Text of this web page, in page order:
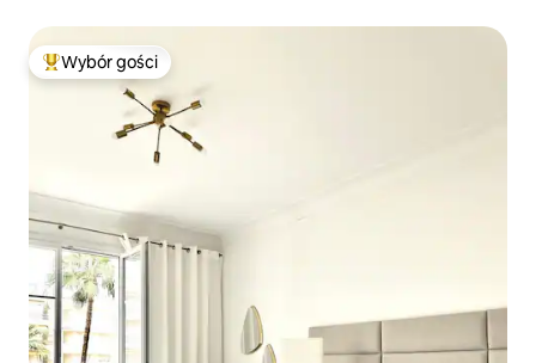
Najpopularniejsze z kategorii Wybór gości
Wybór gości